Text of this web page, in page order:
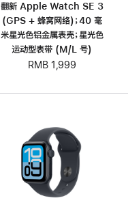
翻新 Apple Watch SE 3
(GPS + 蜂窝网络)；40 毫
米星光色铝金属表壳；星光色
运动型表带 (M/L 号)
RMB 1,999